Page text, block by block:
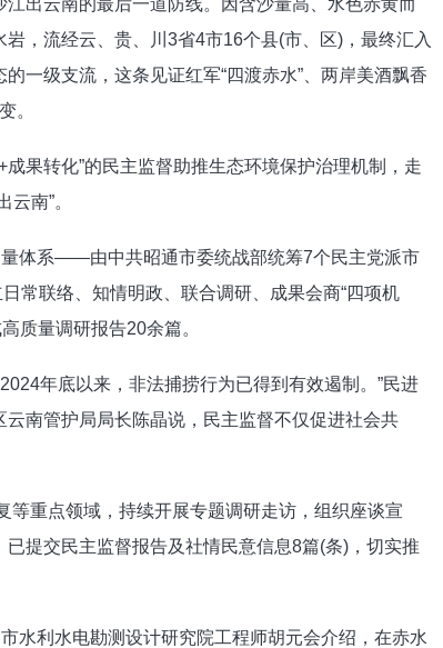
出云南的最后一道防线。因含沙量高、水色赤黄而
，流经云、贵、川3省4市16个县(市、区)，最终汇入
一级支流，这条见证红军“四渡赤水”、两岸美酒飘香
。
果转化”的民主监督助推生态环境保护治理机制，走
南”。
量体系——由中共昭通市委统战部统筹7个民主党派市
常联络、知情明政、联合调研、成果会商“四项机
质量调研报告20余篇。
年底以来，非法捕捞行为已得到有效遏制。”民进
南管护局局长陈晶说，民主监督不仅促进社会共
重点领域，持续开展专题调研走访，组织座谈宣
提交民主监督报告及社情民意信息8篇(条)，切实推
水利水电勘测设计研究院工程师胡元会介绍，在赤水